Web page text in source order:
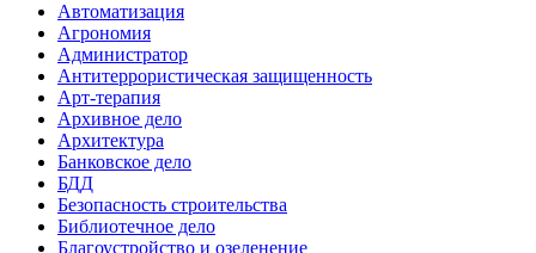
Автоматизация
Агрономия
Администратор
Антитеррористическая защищенность
Арт-терапия
Архивное дело
Архитектура
Банковское дело
БДД
Безопасность строительства
Библиотечное дело
Благоустройство и озеленение